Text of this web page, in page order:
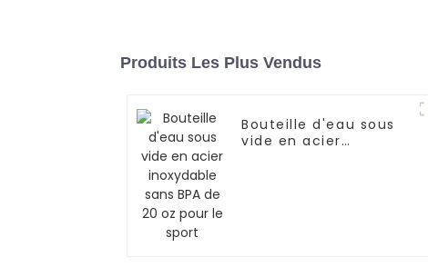
Produits Les Plus Vendus
Bouteille d'eau sous
vide en acier